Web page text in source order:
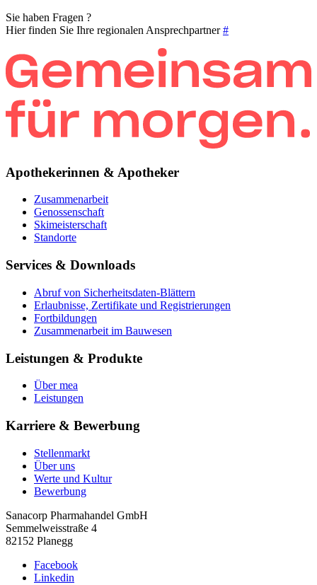
Sie haben Fragen ?
Hier finden Sie Ihre regionalen Ansprechpartner#
Apothekerinnen & Apotheker
Zusammenarbeit
Genossenschaft
Skimeisterschaft
Standorte
Services & Downloads
Abruf von Sicherheitsdaten-Blättern
Erlaubnisse, Zertifikate und Registrierungen
Fortbildungen
Zusammenarbeit im Bauwesen
Leistungen & Produkte
Über mea
Leistungen
Karriere & Bewerbung
Stellenmarkt
Über uns
Werte und Kultur
Bewerbung
Sanacorp Pharmahandel GmbH
Semmelweisstraße 4
82152 Planegg
Facebook
Linkedin